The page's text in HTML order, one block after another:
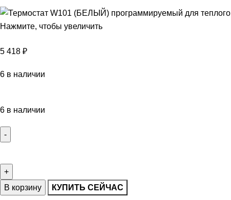
Нажмите, чтобы увеличить
5 418 ₽
6 в наличии
6 в наличии
В корзину КУПИТЬ СЕЙЧАС